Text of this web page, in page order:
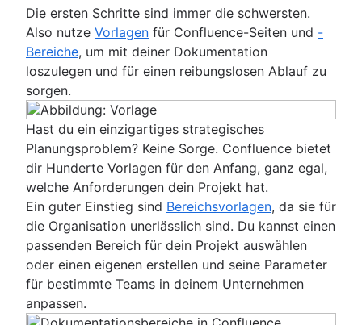
Die ersten Schritte sind immer die schwersten.
Also nutze Vorlagen für Confluence-Seiten und -
Bereiche, um mit deiner Dokumentation
loszulegen und für einen reibungslosen Ablauf zu
sorgen.
Hast du ein einzigartiges strategisches
Planungsproblem? Keine Sorge. Confluence bietet
dir Hunderte Vorlagen für den Anfang, ganz egal,
welche Anforderungen dein Projekt hat.
Ein guter Einstieg sind Bereichsvorlagen, da sie für
die Organisation unerlässlich sind. Du kannst einen
passenden Bereich für dein Projekt auswählen
oder einen eigenen erstellen und seine Parameter
für bestimmte Teams in deinem Unternehmen
anpassen.